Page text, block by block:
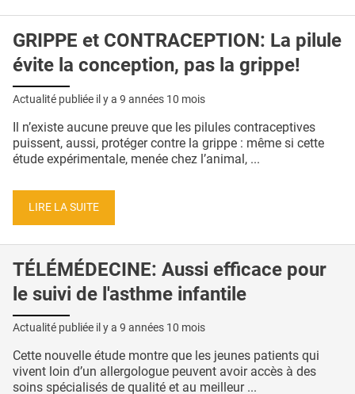
GRIPPE et CONTRACEPTION: La pilule
évite la conception, pas la grippe!
Actualité publiée il y a 9 années 10 mois
Il n’existe aucune preuve que les pilules contraceptives
puissent, aussi, protéger contre la grippe : même si cette
étude expérimentale, menée chez l’animal, ...
LIRE LA SUITE
TÉLÉMÉDECINE: Aussi efficace pour
le suivi de l'asthme infantile
Actualité publiée il y a 9 années 10 mois
Cette nouvelle étude montre que les jeunes patients qui
vivent loin d’un allergologue peuvent avoir accès à des
soins spécialisés de qualité et au meilleur ...